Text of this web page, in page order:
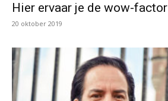
Hier ervaar je de wow-factor
20 oktober 2019